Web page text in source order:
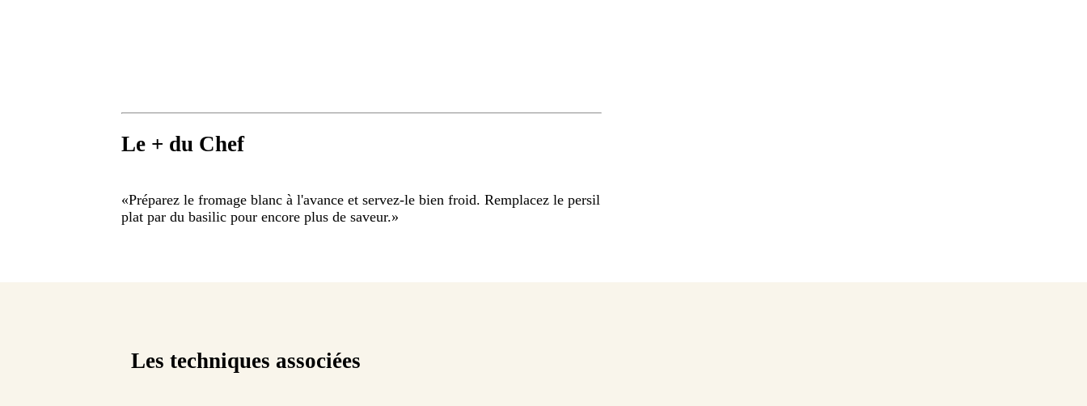
Le + du Chef
«Préparez le fromage blanc à l'avance et servez-le bien froid. Remplacez le persil
plat par du basilic pour encore plus de saveur.»
Les techniques associées